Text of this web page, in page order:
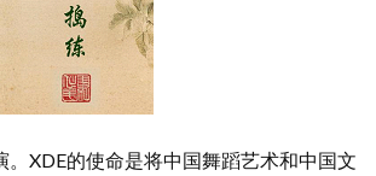
XDE的使命是将中国舞蹈艺术和中国文